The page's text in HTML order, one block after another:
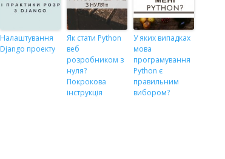
Налаштування
Django проекту
Як стати Python
веб
розробником з
нуля?
Покрокова
інструкція
У яких випадках
мова
програмування
Python є
правильним
вибором?